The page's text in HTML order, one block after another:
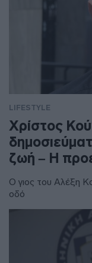
LIFESTYLE
Χρίστος
ζωή – Η
Ο γιος του Αλέξη
οδό